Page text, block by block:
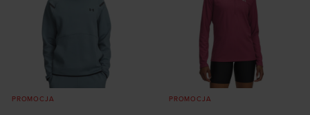
PROMOCJA PROMOCJA